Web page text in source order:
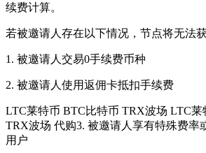
续费计算。
若被邀请人存在以下情况，节点将无法
1. 被邀请人交易0手续费币种
2. 被邀请人使用返佣卡抵扣手续费
LTC莱特币 BTC比特币 TRX波场 LTC
TRX波场 代购3. 被邀请人享有特殊费率
用户